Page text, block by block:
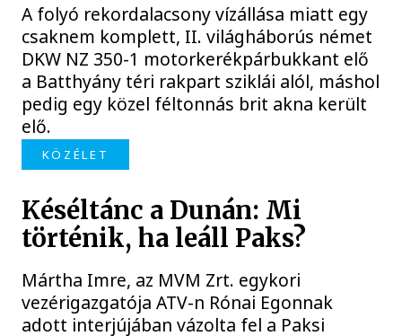
A folyó rekordalacsony vízállása miatt egy
csaknem komplett, II. világháborús német
DKW NZ 350-1 motorkerékpárbukkant elő
a Batthyány téri rakpart sziklái alól, máshol
pedig egy közel féltonnás brit akna került
elő.
KÖZÉLET
Késéltánc a Dunán: Mi
történik, ha leáll Paks?
Mártha Imre, az MVM Zrt. egykori
vezérigazgatója ATV-n Rónai Egonnak
adott interjújában vázolta fel a Paksi